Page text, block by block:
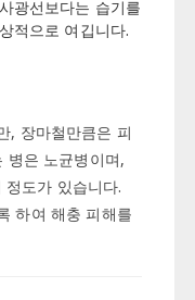
광선보다는 습기를
적으로 여깁니다.
, 장마철만큼은 피
병은 노균병이며,
도가 있습니다.
하여 해충 피해를